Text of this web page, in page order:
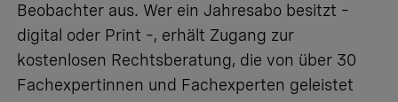
Beobachter aus. Wer ein Jahresabo besitzt –
digital oder Print –, erhält Zugang zur
kostenlosen Rechtsberatung, die von über 30
Fachexpertinnen und Fachexperten geleistet